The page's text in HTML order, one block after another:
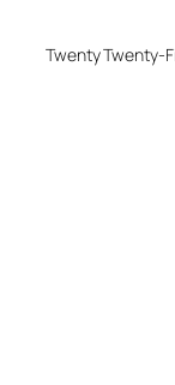
Twenty Twenty-